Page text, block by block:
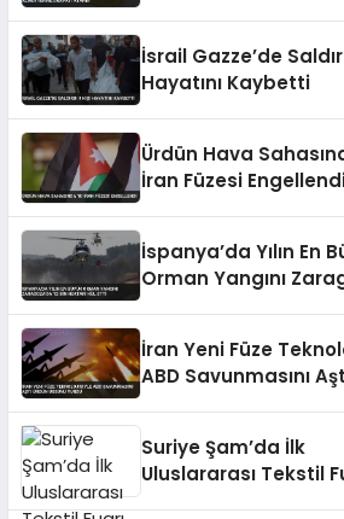
İsrail Gazze’de
Hayatını Kaybetti
Ürdün Hava
İran Füzesi
İspanya’da Yılın En
Orman Yangını
İran Yeni Füze
ABD Savunmasını
Suriye Şam’da İlk
Uluslararası Tekstil